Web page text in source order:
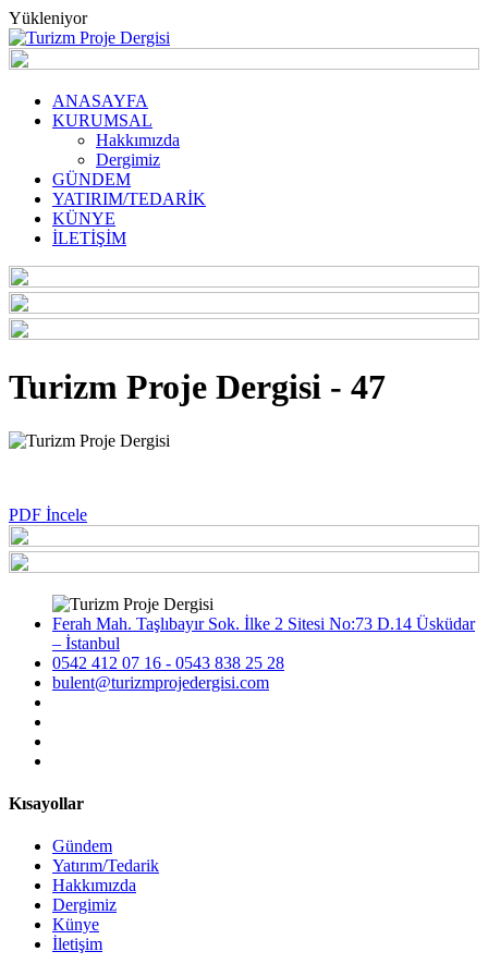
Yükleniyor
ANASAYFA
KURUMSAL
Hakkımızda
Dergimiz
GÜNDEM
YATIRIM/TEDARİK
KÜNYE
İLETİŞİM
Turizm Proje Dergisi - 47
PDF İncele
Ferah Mah. Taşlıbayır Sok. İlke 2 Sitesi No:73 D.14 Üsküdar
– İstanbul
0542 412 07 16 - 0543 838 25 28
bulent@turizmprojedergisi.com
Kısayollar
Gündem
Yatırım/Tedarik
Hakkımızda
Dergimiz
Künye
İletişim